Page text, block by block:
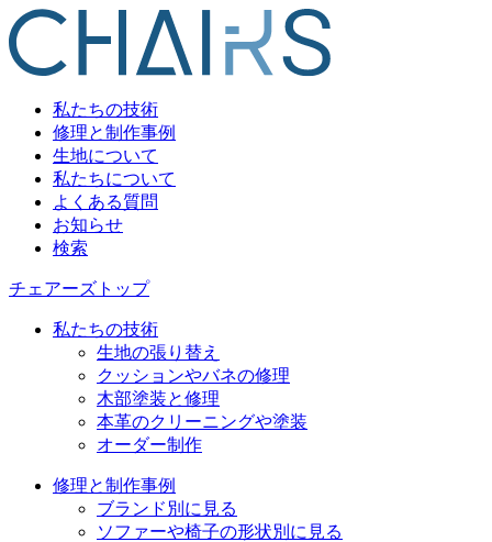
私たちの技術
修理と制作事例
生地について
私たちについて
よくある質問
お知らせ
検索
チェアーズトップ
私たちの技術
生地の張り替え
クッションやバネの修理
木部塗装と修理
本革のクリーニングや塗装
オーダー制作
修理と制作事例
ブランド別に見る
ソファーや椅子の形状別に見る